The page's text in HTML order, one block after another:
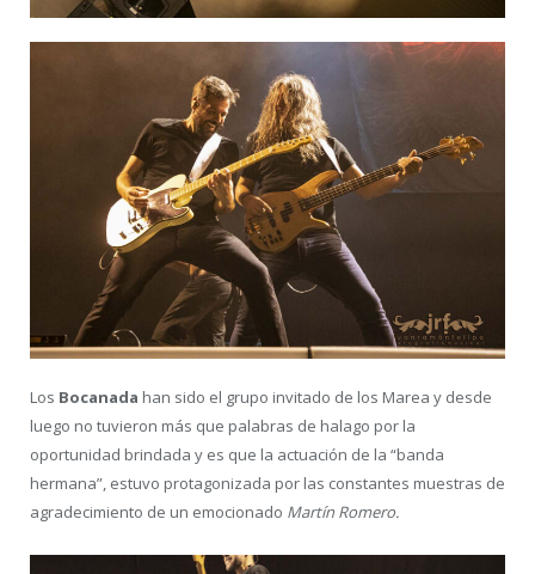
Los Bocanada han sido el grupo invitado de los Marea y desde
luego no tuvieron más que palabras de halago por la
oportunidad brindada y es que la actuación de la “banda
hermana”, estuvo protagonizada por las constantes muestras de
agradecimiento de un emocionado Martín Romero.